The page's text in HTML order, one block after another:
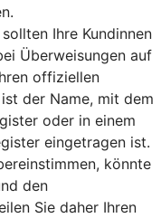
Ihre Kundinnen
Überweisungen auf
offiziellen
der Name, mit dem
oder in einem
eingetragen ist.
könnte
den
Sie daher Ihren